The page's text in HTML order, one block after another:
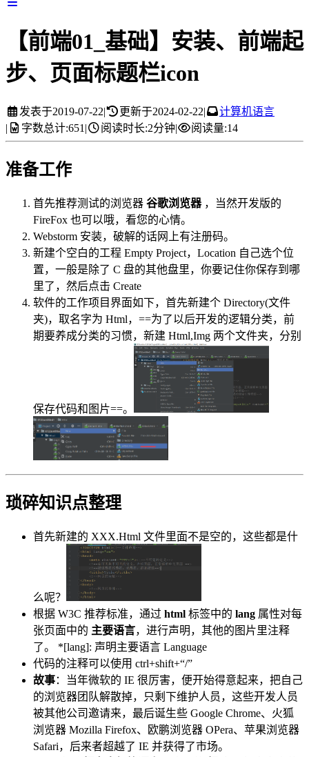
【前端01_基础】安装、前端起
步、页面标题栏icon
发表于2019-07-22| 更新于2024-02-22|
计算机语言
|
字数总计:651 | 阅读时长:2分钟| 阅读量:14
准备工作
首先推荐测试的浏览器 谷歌浏览器，当然开发版的
FireFox 也可以哦，看您的心情。
Webstorm 安装，破解的话网上有注册码。
新建个空白的工程 Empty Project，Location 自己选个位
置，一般是除了 C 盘的其他盘里，你要记住你保存到哪
里了，然后点击 Create
软件的工作项目界面如下，首先新建个 Directory(文件
夹)，取名字为 Html，==为了以后开发的逻辑分类，前
期要养成分类的习惯，新建 Html,Img 两个文件夹，分别
保存代码和图片==。
琐碎知识点整理
首先新建的 XXX.Html 文件里面不是空的，这些都是什
么呢？
根据 W3C 推荐标准，通过 html 标签中的 lang 属性对每
张页面中的 主要语言，进行声明，其他的图片里注释
了。 *[lang]: 声明主要语言 Language
代码的注释可以使用 ctrl+shift+“/”
故事：当年微软的 IE 很厉害，便开始得意起来，把自己
的浏览器团队解散掉，只剩下维护人员，这些开发人员
被其他公司邀请来，最后诞生些 Google Chrome、火狐
浏览器 Mozilla Firefox、欧鹏浏览器 OPera、苹果浏览器
Safari，后来者超越了 IE 并获得了市场。